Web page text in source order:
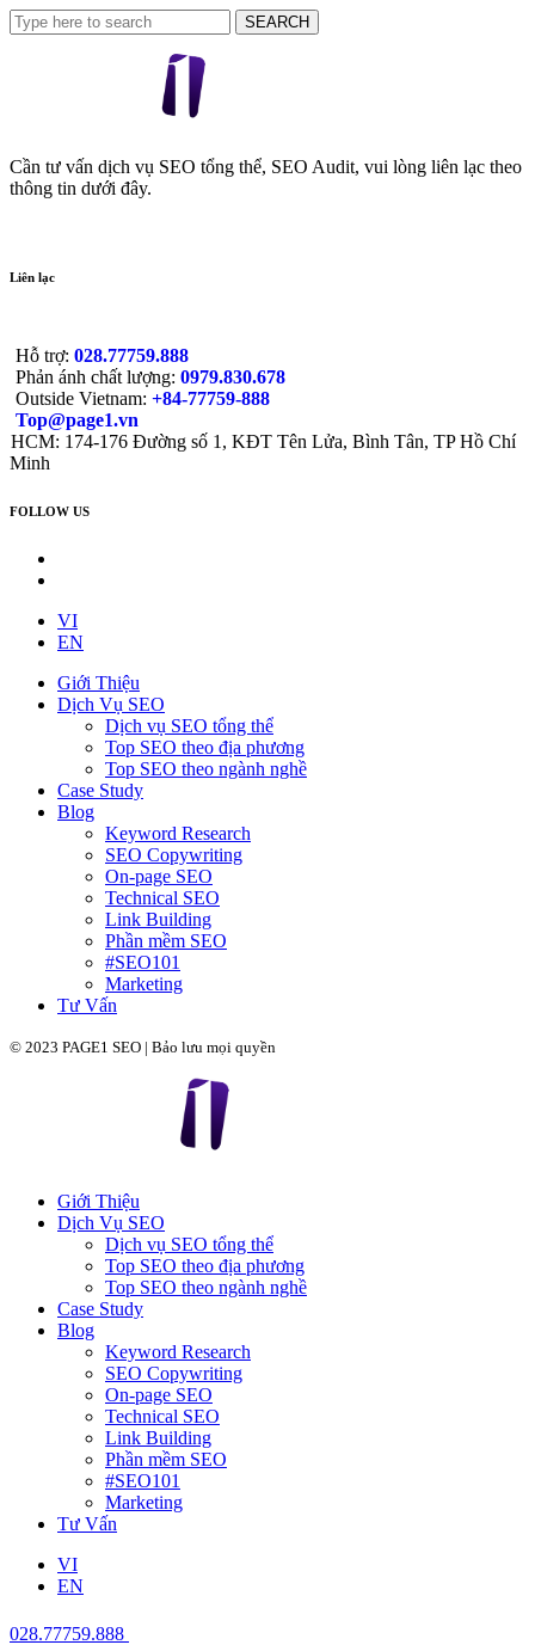
Cần tư vấn dịch vụ SEO tổng thể, SEO Audit, vui lòng liên lạc theo
thông tin dưới đây.
Liên lạc
Hỗ trợ: 028.77759.888
Phản ánh chất lượng: 0979.830.678
Outside Vietnam: +84-77759-888
Top@page1.vn
HCM: 174-176 Đường số 1, KĐT Tên Lửa, Bình Tân, TP Hồ Chí
Minh
FOLLOW US
VI
EN
Giới Thiệu
Dịch Vụ SEO
Dịch vụ SEO tổng thể
Top SEO theo địa phương
Top SEO theo ngành nghề
Case Study
Blog
Keyword Research
SEO Copywriting
On-page SEO
Technical SEO
Link Building
Phần mềm SEO
#SEO101
Marketing
Tư Vấn
© 2023 PAGE1 SEO | Bảo lưu mọi quyền
Giới Thiệu
Dịch Vụ SEO
Dịch vụ SEO tổng thể
Top SEO theo địa phương
Top SEO theo ngành nghề
Case Study
Blog
Keyword Research
SEO Copywriting
On-page SEO
Technical SEO
Link Building
Phần mềm SEO
#SEO101
Marketing
Tư Vấn
VI
EN
028.77759.888